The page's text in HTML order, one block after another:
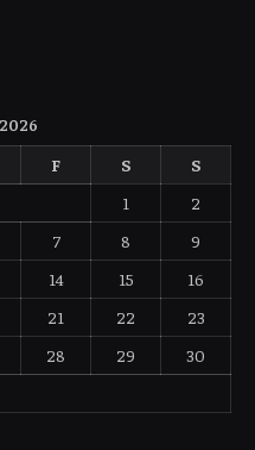
F S
S
1
2
7 8
9
14 15
16
21 22
23
28 29
30